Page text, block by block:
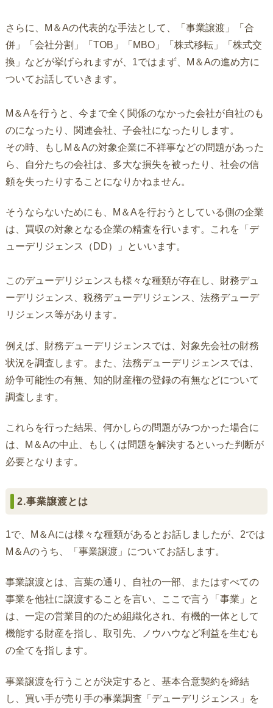
さらに、M＆Aの代表的な手法として、「事業譲渡」「合
併」「会社分割」「TOB」「MBO」「株式移転」「株式交
換」などが挙げられますが、1ではまず、M＆Aの進め方に
ついてお話していきます。
M＆Aを行うと、今まで全く関係のなかった会社が自社のも
のになったり、関連会社、子会社になったりします。
その時、もしM＆Aの対象企業に不祥事などの問題があった
ら、自分たちの会社は、多大な損失を被ったり、社会の信
頼を失ったりすることになりかねません。
そうならないためにも、M＆Aを行おうとしている側の企業
は、買収の対象となる企業の精査を行います。これを「デ
ューデリジェンス（DD）」といいます。
このデューデリジェンスも様々な種類が存在し、財務デュ
ーデリジェンス、税務デューデリジェンス、法務デューデ
リジェンス等があります。
例えば、財務デューデリジェンスでは、対象先会社の財務
状況を調査します。また、法務デューデリジェンスでは、
紛争可能性の有無、知的財産権の登録の有無などについて
調査します。
これらを行った結果、何かしらの問題がみつかった場合に
は、M＆Aの中止、もしくは問題を解決するといった判断が
必要となります。
2.事業譲渡とは
1で、M＆Aには様々な種類があるとお話しましたが、2では
M＆Aのうち、「事業譲渡」についてお話します。
事業譲渡とは、言葉の通り、自社の一部、またはすべての
事業を他社に譲渡することを言い、ここで言う「事業」と
は、一定の営業目的のため組織化され、有機的一体として
機能する財産を指し、取引先、ノウハウなど利益を生むも
の全てを指します。
事業譲渡を行うことが決定すると、基本合意契約を締結
し、買い手が売り手の事業調査「デューデリジェンス」を